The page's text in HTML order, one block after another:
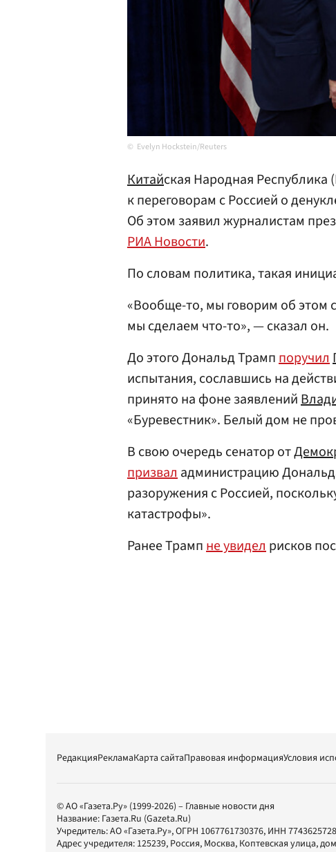
Evelyn Hockstein/Reuters
Китайская Народная
к переговорам с Россией о
Об этом заявил журналистам
РИА Новости.
По словам политика, такая
«Вообще-то, мы говорим об этом
мы сделаем что-то», — сказал он.
До этого Дональд Трамппоручил
испытания, сославшись на
принято на фоне заявлений
«Буревестник». Белый дом не
В свою очередь сенатор от
призваладминистрацию
разоружения с Россией,
катастрофы».
Ранее Трампне увиделрисков
РедакцияРекламаКарта сайтаПравовая информацияУсловия
© АО «Газета.Ру» (1999-2026) – Главные новости дня
Название: Газета.Ru (Gazeta.Ru)
Учредитель:АО «Газета.Ру», ОГРН 1067761730376, ИНН 7743625728
Адрес учредителя: 125239, Россия, Москва, Коптевская улица,